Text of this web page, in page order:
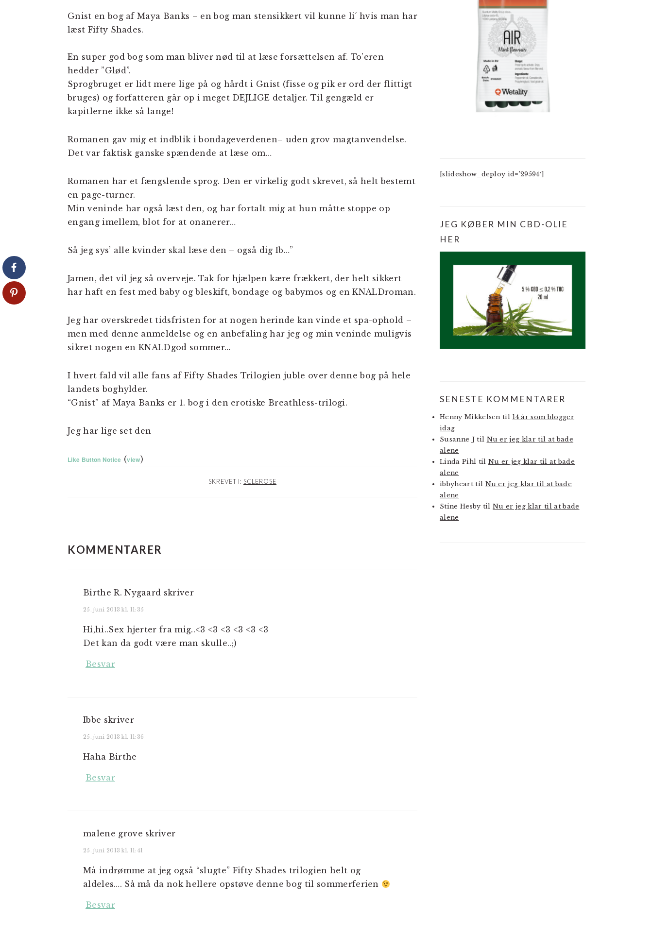
Gnist en bog af Maya Banks – en bog man stensikkert vil kunne li´ hvis man har
læst Fifty Shades.
En super god bog som man bliver nød til at læse forsættelsen af. To’eren
hedder ”Glød”.
Sprogbruget er lidt mere lige på og hårdt i Gnist (fisse og pik er ord der flittigt
bruges) og forfatteren går op i meget DEJLIGE detaljer. Til gengæld er
kapitlerne ikke så lange!
Romanen gav mig et indblik i bondageverdenen– uden grov magtanvendelse.
Det var faktisk ganske spændende at læse om…
Romanen har et fængslende sprog. Den er virkelig godt skrevet, så helt bestemt
en page-turner.
Min veninde har også læst den, og har fortalt mig at hun måtte stoppe op
engang imellem, blot for at onanerer…
Så jeg sys’ alle kvinder skal læse den – også dig Ib…”
Jamen, det vil jeg så overveje. Tak for hjælpen kære frækkert, der helt sikkert
har haft en fest med baby og bleskift, bondage og babymos og en KNALDroman.
Jeg har overskredet tidsfristen for at nogen herinde kan vinde et spa-ophold –
men med denne anmeldelse og en anbefaling har jeg og min veninde muligvis
sikret nogen en KNALDgod sommer…
I hvert fald vil alle fans af Fifty Shades Trilogien juble over denne bog på hele
landets boghylder.
“Gnist” af Maya Banks er 1. bog i den erotiske Breathless-trilogi.
Jeg har lige set den
Like Button Notice (view)
SKREVET I: SCLEROSE
KOMMENTARER
Birthe R. Nygaard skriver
25. juni 2013 kl. 11:35
Hi,hi..Sex hjerter fra mig..<3 <3 <3 <3 <3 <3
Det kan da godt være man skulle..;)
Besvar
Ibbe skriver
25. juni 2013 kl. 11:36
Haha Birthe
Besvar
malene grove skriver
25. juni 2013 kl. 11:41
Må indrømme at jeg også “slugte” Fifty Shades trilogien helt og
aldeles…. Så må da nok hellere opstøve denne bog til sommerferien
Besvar
[slideshow_deploy id=’29594′]
JEG KØBER MIN CBD-OLIE
HER
SENESTE KOMMENTARER
Henny Mikkelsen til 14 år som blogger
idag
Susanne Jtil Nu er jeg klar til at bade
alene
Linda Pihl til Nu er jeg klar til at bade
alene
ibbyhearttil Nu er jeg klar til at bade
alene
Stine Hesby tilNu er jeg klar til at bade
alene